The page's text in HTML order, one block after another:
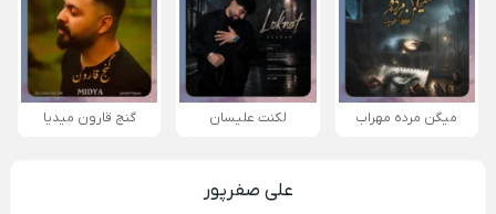
میگن مرده مهراب لکنت علیسان گنج قارون میدیا
علی صفرپور